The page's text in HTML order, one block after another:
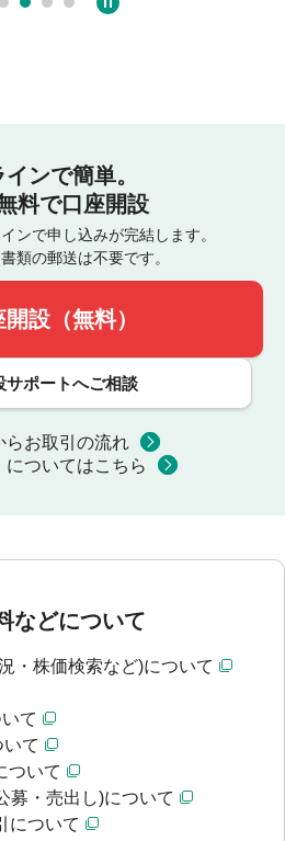
ンで簡単。
料で口座開設
ンで申し込みが完結します。
類の郵送は不要です。
設（無料）
サポートへご相談
らお取引の流れ
についてはこちら
などについて
・株価検索など)について
て
て
ついて
募・売出し)について
について